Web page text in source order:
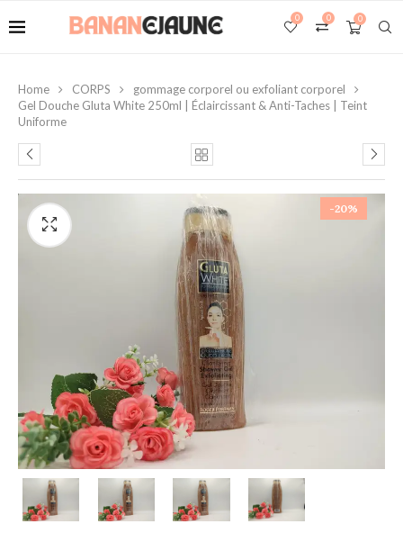
0
0
0
Home CORPS
gommage corporel ou exfoliant corporel
Gel Douche Gluta White 250ml | Éclaircissant & Anti-Taches | Teint
Uniforme
-20%